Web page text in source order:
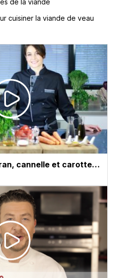
de la viande
cuisiner la viande de veau
cannelle et carotte…